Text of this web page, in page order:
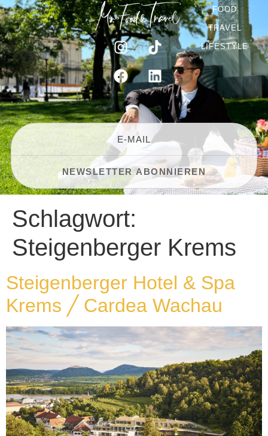
FOOD
TRAVEL
LIFESTYLE
Schlagwort:
Steigenberger Krems
Steigenberger Hotel & Spa
Krems ╱ Cardea Wachau